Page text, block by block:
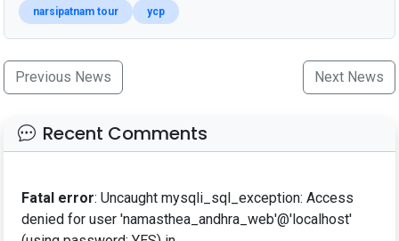
narsipatnam tour
ycp
Previous News Next News
Recent Comments
Fatal error: Uncaught mysqli_sql_exception: Access
denied for user 'namasthea_andhra_web'@'localhost'